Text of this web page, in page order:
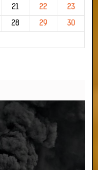
21 22 23
28 29 30